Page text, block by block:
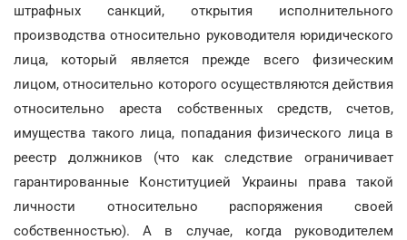
штрафных санкций, открытия исполнительного
производства относительно руководителя юридического
лица, который является прежде всего физическим
лицом, относительно которого осуществляются действия
относительно ареста собственных средств, счетов,
имущества такого лица, попадания физического лица в
реестр должников (что как следствие ограничивает
гарантированные Конституцией Украины права такой
личности относительно распоряжения своей
собственностью). А в случае, когда руководителем